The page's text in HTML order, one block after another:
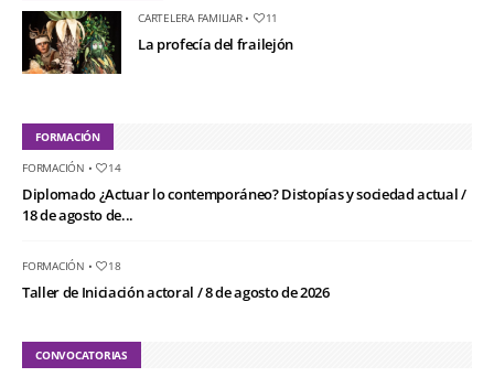
CARTELERA FAMILIAR• 11
La profecía del frailejón
FORMACIÓN
FORMACIÓN • 14
Diplomado ¿Actuar lo contemporáneo? Distopías y sociedad actual /
18 de agosto de...
FORMACIÓN • 18
Taller de Iniciación actoral / 8 de agosto de 2026
CONVOCATORIAS